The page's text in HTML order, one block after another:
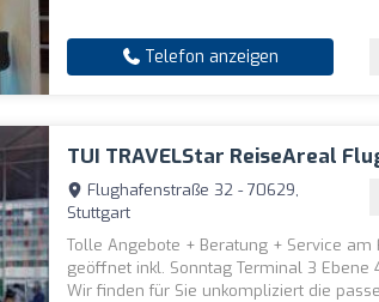
Telefon anzeigen
TUI TRAVELStar ReiseAreal
Flughafenstraße 32 - 70629,
Stuttgart
Tolle Angebote + Beratung + Service am
geöffnet inkl. Sonntag Terminal 3 Ebene
Wir finden für Sie unkompliziert die